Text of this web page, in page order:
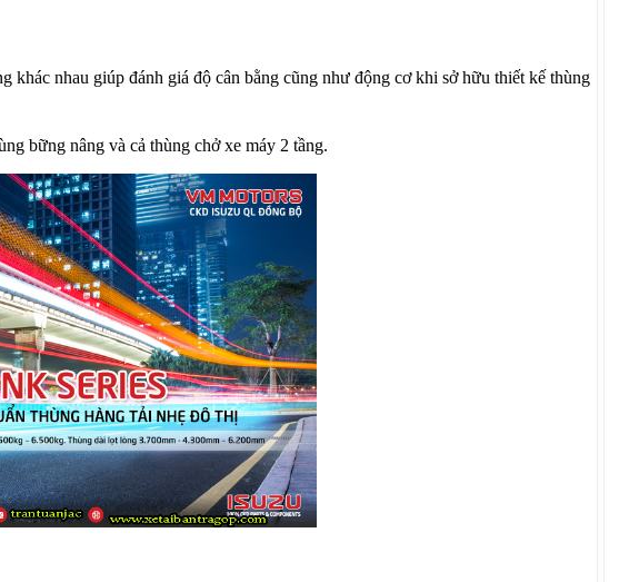
khác nhau giúp đánh giá độ cân bằng cũng như động cơ khi sở hữu thiết kế thùng
bững nâng và cả thùng chở xe máy 2 tầng.